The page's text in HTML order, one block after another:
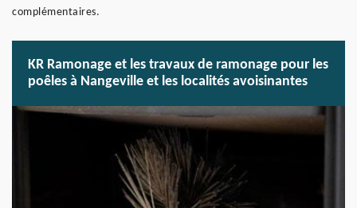
complémentaires.
KR Ramonage et les travaux de ramonage pour les
poêles à Nangeville et les localités avoisinantes